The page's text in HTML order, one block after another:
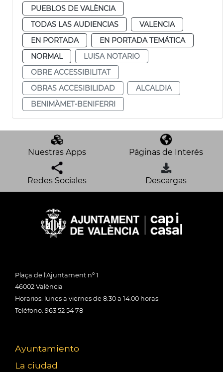
PUEBLOS DE VALÈNCIA
TODAS LAS AUDIENCIAS
VALENCIA
EN PORTADA
EN PORTADA TEMÁTICA
NORMAL
LUISA NOTARIO
OBRE ACCESSIBILITAT
OBRAS ACCESIBILIDAD
ALCALDIA
BENIMÀMET-BENIFERRI
Nuestras Apps Páginas de Interés
Redes Sociales Descargas
Plaça de l'Ajuntament nº 1
46002 València
Horarios: lunes a viernes de 8:30 a 14:00 horas
Teléfono: 963 52 54 78
Ayuntamiento
La ciudad